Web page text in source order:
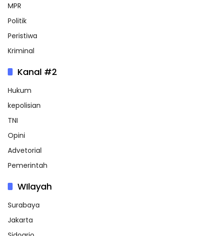
MPR
Politik
Peristiwa
Kriminal
Kanal #2
Hukum
kepolisian
TNI
Opini
Advetorial
Pemerintah
WIlayah
Surabaya
Jakarta